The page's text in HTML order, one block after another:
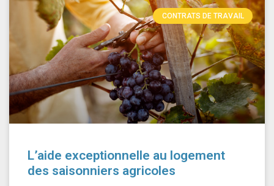
CONTRATS DE TRAVAIL
L’aide exceptionnelle au logement
des saisonniers agricoles